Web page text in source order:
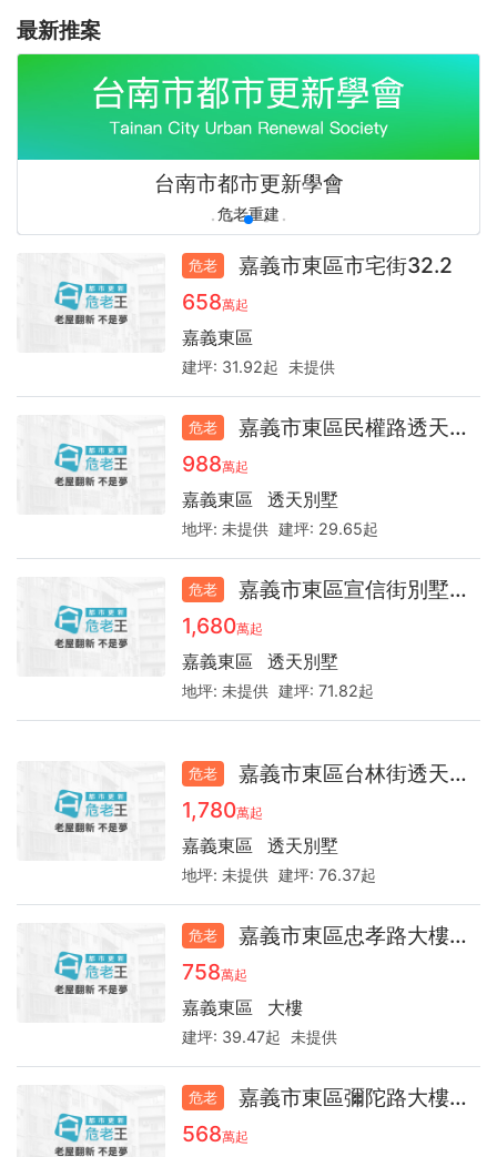
最新推案
idshow
好宅秀居家設計平台
全台最強更新之聲，預言你的房產下一步！
都市更新危老王
未來裝修圖說
未來裝修圖說
台南市都市更新學會
危老重建
心旅空間設計
老屋翻新、室內設計免費諮詢
老屋翻新不是夢
讓家重新發光發熱！
idshow
好宅秀居家設計平台
全台最強更新之聲，預言你的房產下一步！
都市更新危老王
危老
嘉義市東區市宅街32.2
658萬起
嘉義東區
建坪: 31.92起 未提供
危老
嘉義市東區民權路透天54.1
988萬起
嘉義東區 透天別墅
地坪:未提供 建坪: 29.65起
危老
嘉義市東區宣信街別墅30.3
1,680萬起
嘉義東區 透天別墅
地坪:未提供 建坪:71.82起
危老
嘉義市東區台林街透天33.2
1,780萬起
嘉義東區 透天別墅
地坪:未提供 建坪:76.37起
危老
嘉義市東區忠孝路大樓30.8
758萬起
嘉義東區 大樓
建坪: 39.47起 未提供
危老
嘉義市東區彌陀路大樓30.4
568萬起